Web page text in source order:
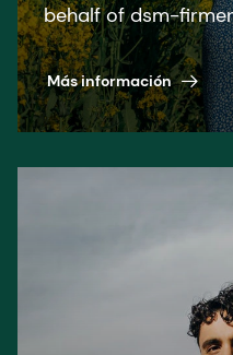
behalf of dsm-
follow the dsm-
all relevant laws
ask from you, as a
we are willing to do
Más información